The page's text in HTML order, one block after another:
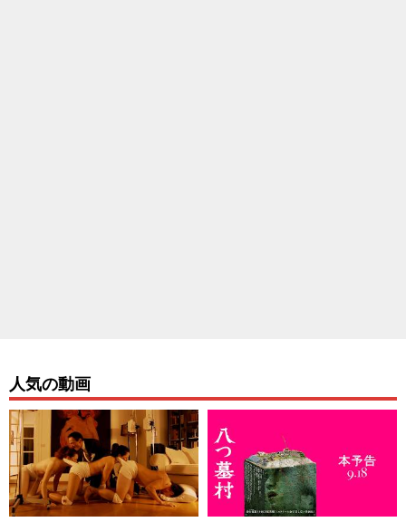
人気の動画